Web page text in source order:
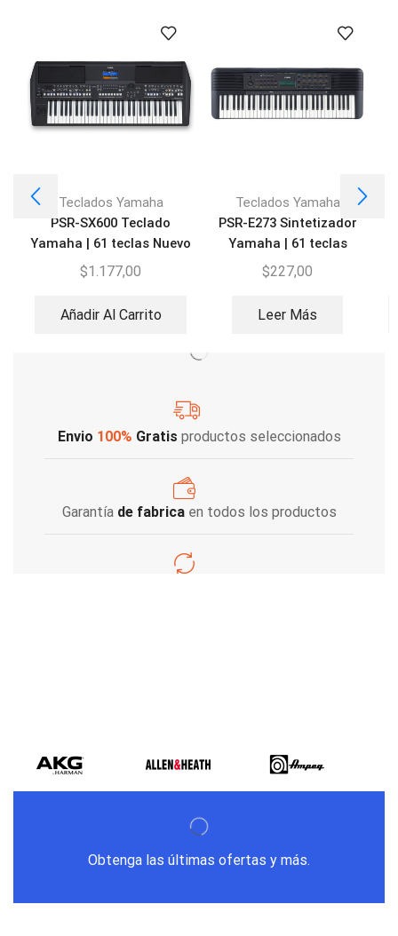
Teclados Yamaha
PSR-SX600 Teclado
Yamaha | 61 teclas Nuevo
modelo
$1.177,00
Añadir Al Carrito
Teclados Yamaha
PSR-E273 Sintetizador
Yamaha | 61 teclas
$227,00
Leer Más
Envio 100% Gratis productos seleccionados
Garantía de fabricaen todos los productos
Obtenga las últimas ofertas y más.